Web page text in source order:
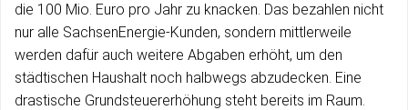
die 100 Mio. Euro pro Jahr zu knacken. Das bezahlen nicht
nur alle SachsenEnergie-Kunden, sondern mittlerweile
werden dafür auch weitere Abgaben erhöht, um den
städtischen Haushalt noch halbwegs abzudecken. Eine
drastische Grundsteuererhöhung steht bereits im Raum.